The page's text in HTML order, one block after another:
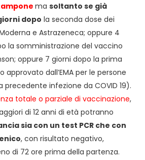
ma soltanto se già
dopo la seconda dose dei
e Astrazeneca; oppure 4
la somministrazione del vaccino
oppure 7 giorni dopo la prima
approvato dall’EMA per le persone
infezione da COVID 19).
totale o parziale di vaccinazione,
di 12 anni di età potranno
sia con un test PCR che con
, con risultato negativo,
di 72 ore prima della partenza.